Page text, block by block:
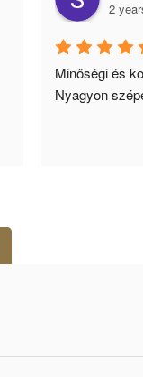
2
Minőségi és
Nyagyon